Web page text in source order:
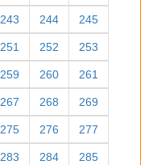
243 244 245
251 252 253
259 260 261
267 268 269
275 276 277
283 284 285